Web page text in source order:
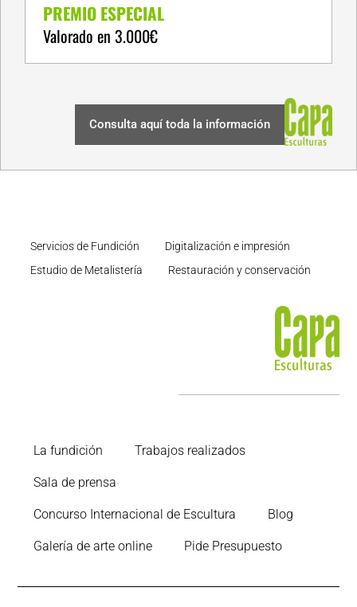
PREMIO ESPECIAL
Valorado en 3.000€
Consulta aquí toda la información
Servicios de Fundición
Digitalización e impresión
Estudio de Metalistería
Restauración y conservación
La fundición Trabajos realizados
Sala de prensa
Concurso Internacional de Escultura Blog
Galería de arte online Pide Presupuesto